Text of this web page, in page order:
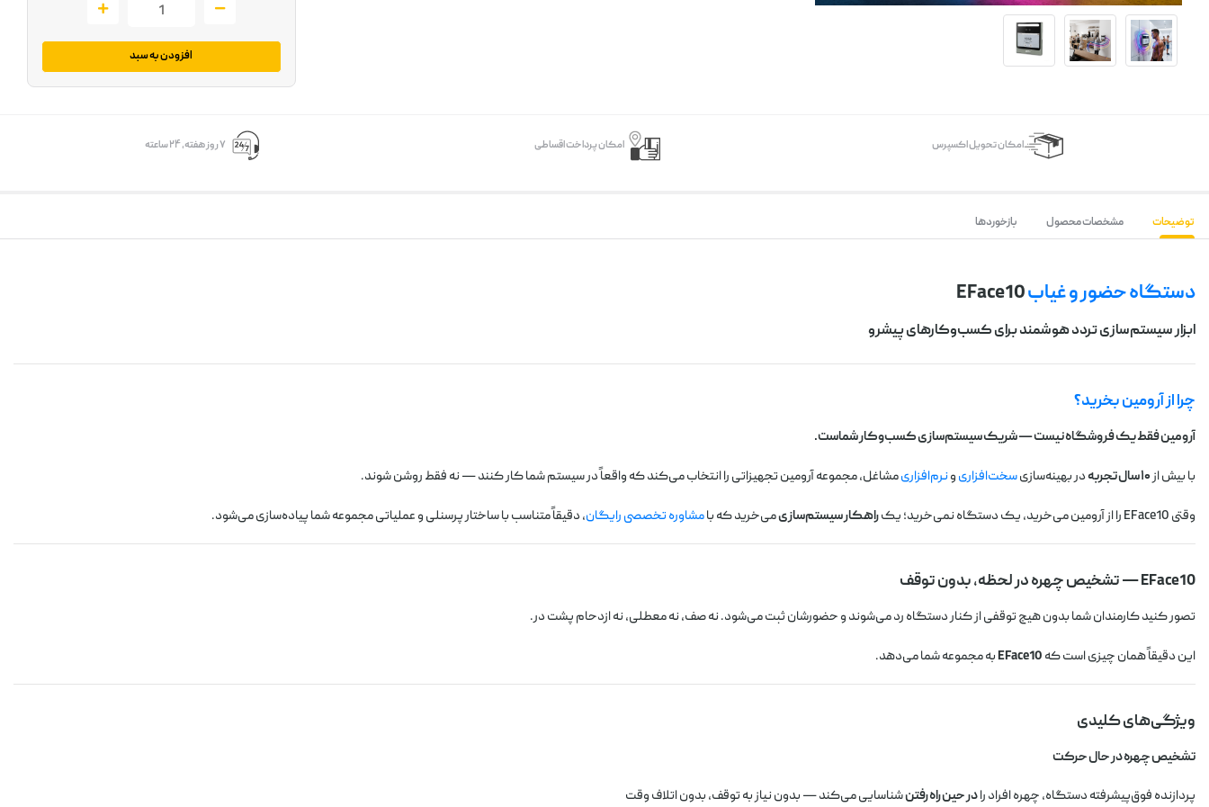
افزودن به سبد
اﻣﮑﺎن ﺗﺤﻮﯾﻞ اﮐﺴﭙﺮس امکان پرداخت اقساطی ۷ روز ﻫﻔﺘﻪ، ۲۴ ﺳﺎﻋﺘﻪ
توضیحات مشخصات محصول بازخوردها
دستگاه حضور و غیابEFace10
ابزار سیستم‌سازی تردد هوشمند برای کسب‌وکارهای پیشرو
چرا از آرومین بخرید؟
آرومین فقط یک فروشگاه نیست — شریک سیستم‌سازی کسب‌وکار شماست.
با بیش از۱۰ سال تجربه در بهینه‌سازیسخت‌افزاری ونرم‌افزاریمشاغل، مجموعه آرومین تجهیزاتی را انتخاب می‌کند که واقعاً در سیستم شما کار کنند — نه فقط روشن شوند.
وقتی EFace10 را از آرومین می‌خرید، یک دستگاه نمی‌خرید؛ یک راهکار سیستم‌سازیمی‌خرید که بامشاوره تخصصی رایگان، دقیقاً متناسب با ساختار پرسنلی و عملیاتی مجموعه شما پیاده‌سازی می‌شود.
EFace10 — تشخیص چهره در لحظه، بدون توقف
تصور کنید کارمندان شما بدون هیچ توقفی از کنار دستگاه رد می‌شوند و حضورشان ثبت می‌شود. نه صف، نه معطلی، نه ازدحام پشت در.
این دقیقاً همان چیزی است که EFace10به مجموعه شما می‌دهد.
ویژگی‌های کلیدی
تشخیص چهره در حال حرکت
پردازنده فوق‌پیشرفته دستگاه، چهره افراد رادر حین راه رفتنشناسایی می‌کند — بدون نیاز به توقف، بدون اتلاف وقت